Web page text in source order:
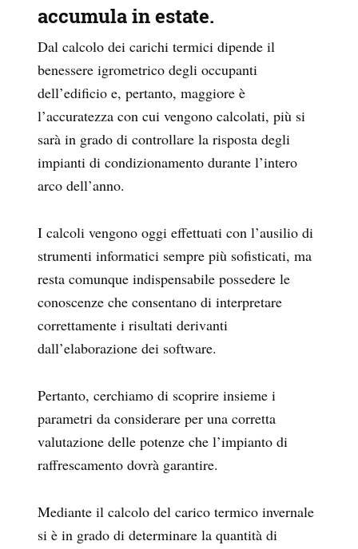
accumula in estate.
Dal calcolo dei carichi termici dipende il
benessere igrometrico degli occupanti
dell’edificio e, pertanto, maggiore è
l’accuratezza con cui vengono calcolati, più si
sarà in grado di controllare la risposta degli
impianti di condizionamento durante l’intero
arco dell’anno.
I calcoli vengono oggi effettuati con l’ausilio di
strumenti informatici sempre più sofisticati, ma
resta comunque indispensabile possedere le
conoscenze che consentano di interpretare
correttamente i risultati derivanti
dall’elaborazione dei software.
Pertanto, cerchiamo di scoprire insieme i
parametri da considerare per una corretta
valutazione delle potenze che l’impianto di
raffrescamento dovrà garantire.
Mediante il calcolo del carico termico invernale
si è in grado di determinare la quantità di